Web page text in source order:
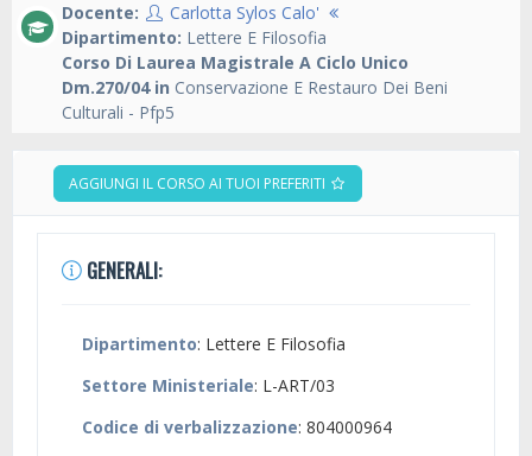
Docente:
Carlotta Sylos Calo'
Dipartimento: Lettere E Filosofia
Corso Di Laurea Magistrale A Ciclo Unico
Dm.270/04 in Conservazione E Restauro Dei Beni
Culturali - Pfp5
AGGIUNGI IL CORSO AI TUOI PREFERITI
GENERALI:
Dipartimento: Lettere E Filosofia
Settore Ministeriale: L-ART/03
Codice di verbalizzazione: 804000964